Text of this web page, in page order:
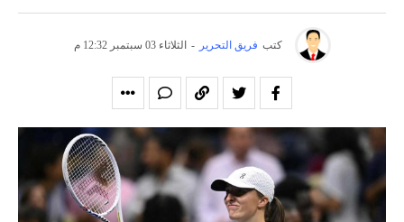
كتب فريق التحرير - الثلاثاء 03 سبتمبر 12:32 م